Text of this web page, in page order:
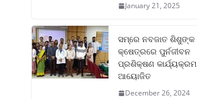
January 21, 2025
ସମ୍‌ରେ ନବଜାତ ଶିଶୁଙ୍କ
କ୍ଷେତ୍ରରେ ପୁର୍ନଜୀବନ
ପ୍ରଶିକ୍ଷଣ କାର୍ଯ୍ୟକ୍ରମ
ଆୟୋଜିତ
December 26, 2024